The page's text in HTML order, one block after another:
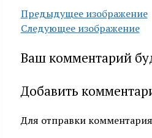
Предыдущее изображение
Следующее изображение
Ваш комментарий
Добавить
Для отправки